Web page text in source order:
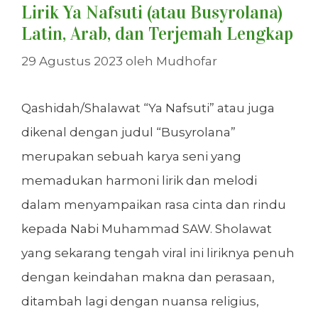
Lirik Ya Nafsuti (atau Busyrolana)
Latin, Arab, dan Terjemah Lengkap
29 Agustus 2023 oleh Mudhofar
Qashidah/Shalawat “Ya Nafsuti” atau juga
dikenal dengan judul “Busyrolana”
merupakan sebuah karya seni yang
memadukan harmoni lirik dan melodi
dalam menyampaikan rasa cinta dan rindu
kepada Nabi Muhammad SAW. Sholawat
yang sekarang tengah viral ini liriknya penuh
dengan keindahan makna dan perasaan,
ditambah lagi dengan nuansa religius,